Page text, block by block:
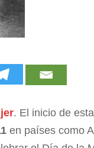
. El inicio de
en países como